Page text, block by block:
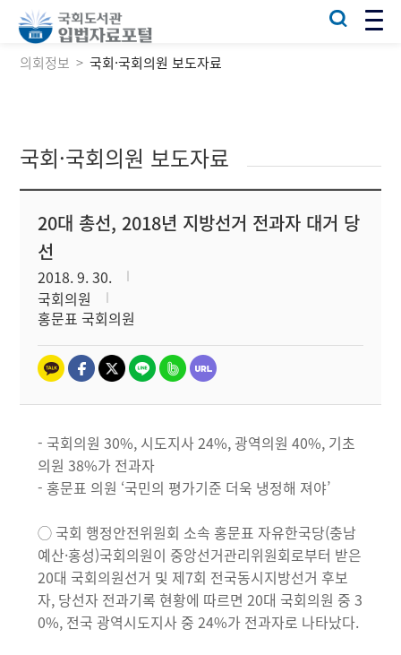
의회정보 국회·국회의원 보도자료
국회·국회의원 보도자료
20대 총선, 2018년 지방선거 전과자 대거 당
선
2018. 9. 30.
국회의원
홍문표 국회의원
- 국회의원 30%, 시도지사 24%, 광역의원 40%, 기초
의원 38%가 전과자
- 홍문표 의원 ‘국민의 평가기준 더욱 냉정해 져야’
◯ 국회 행정안전위원회 소속 홍문표 자유한국당(충남
예산·홍성)국회의원이 중앙선거관리위원회로부터 받은
20대 국회의원선거 및 제7회 전국동시지방선거 후보
자, 당선자 전과기록 현황에 따르면 20대 국회의원 중 3
0%, 전국 광역시도지사 중 24%가 전과자로 나타났다.